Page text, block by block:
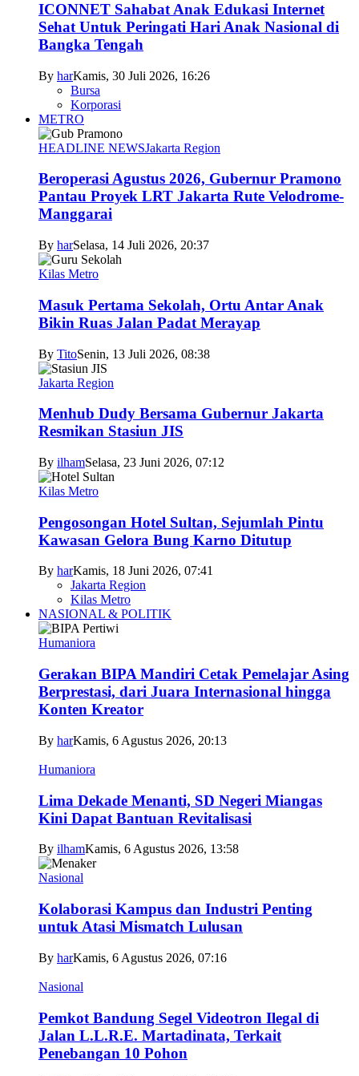
ICONNET Sahabat Anak Edukasi Internet
Sehat Untuk Peringati Hari Anak Nasional di
Bangka Tengah
By harKamis, 30 Juli 2026, 16:26
Bursa
Korporasi
METRO
HEADLINE NEWSJakarta Region
Beroperasi Agustus 2026, Gubernur Pramono
Pantau Proyek LRT Jakarta Rute Velodrome-
Manggarai
By harSelasa, 14 Juli 2026, 20:37
Kilas Metro
Masuk Pertama Sekolah, Ortu Antar Anak
Bikin Ruas Jalan Padat Merayap
By TitoSenin, 13 Juli 2026, 08:38
Jakarta Region
Menhub Dudy Bersama Gubernur Jakarta
Resmikan Stasiun JIS
By ilhamSelasa, 23 Juni 2026, 07:12
Kilas Metro
Pengosongan Hotel Sultan, Sejumlah Pintu
Kawasan Gelora Bung Karno Ditutup
By harKamis, 18 Juni 2026, 07:41
Jakarta Region
Kilas Metro
NASIONAL & POLITIK
Humaniora
Gerakan BIPA Mandiri Cetak Pemelajar Asing
Berprestasi, dari Juara Internasional hingga
Konten Kreator
By harKamis, 6 Agustus 2026, 20:13
Humaniora
Lima Dekade Menanti, SD Negeri Miangas
Kini Dapat Bantuan Revitalisasi
By ilhamKamis, 6 Agustus 2026, 13:58
Nasional
Kolaborasi Kampus dan Industri Penting
untuk Atasi Mismatch Lulusan
By harKamis, 6 Agustus 2026, 07:16
Nasional
Pemkot Bandung Segel Videotron Ilegal di
Jalan L.L.R.E. Martadinata, Terkait
Penebangan 10 Pohon